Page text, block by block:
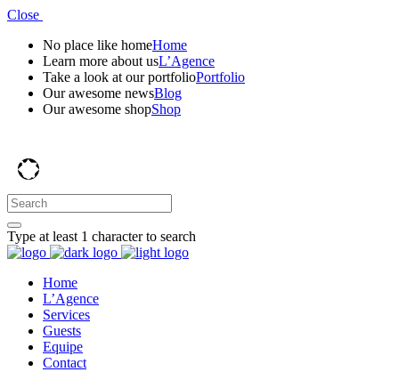
Close
No place like homeHome
Learn more about usL’Agence
Take a look at our portfolioPortfolio
Our awesome newsBlog
Our awesome shopShop
Type at least 1 character to search
Home
L’Agence
Services
Guests
Equipe
Contact